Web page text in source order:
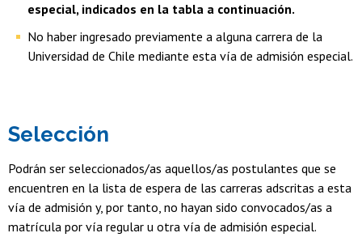
especial, indicados en la tabla a continuación.
No haber ingresado previamente a alguna carrera de la
Universidad de Chile mediante esta vía de admisión especial.
Selección
Podrán ser seleccionados/as aquellos/as postulantes que se
encuentren en la lista de espera de las carreras adscritas a esta
vía de admisión y, por tanto, no hayan sido convocados/as a
matrícula por vía regular u otra vía de admisión especial.